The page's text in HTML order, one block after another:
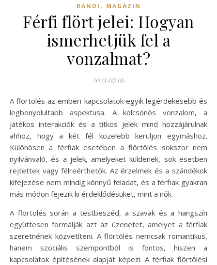
RANDI , MAGAZIN
Férfi flört jelei: Hogyan
ismerhetjük fel a
vonzalmat?
2025.07.19.
A flörtölés az emberi kapcsolatok egyik legérdekesebb és
legbonyolultabb aspektusa. A kölcsönös vonzalom, a
játékos interakciók és a titkos jelek mind hozzájárulnak
ahhoz, hogy a két fél közelebb kerüljön egymáshoz.
Különösen a férfiak esetében a flörtölés sokszor nem
nyilvánvaló, és a jelek, amelyeket küldenek, sok esetben
rejtettek vagy félreérthetők. Az érzelmek és a szándékok
kifejezése nem mindig könnyű feladat, és a férfiak gyakran
más módon fejezik ki érdeklődésüket, mint a nők.
A flörtölés során a testbeszéd, a szavak és a hangszín
együttesen formálják azt az üzenetet, amelyet a férfiak
szeretnének közvetíteni. A flörtölés nemcsak romantikus,
hanem szociális szempontból is fontos, hiszen a
kapcsolatok építésének alapját képezi. A férfiak flörtölési